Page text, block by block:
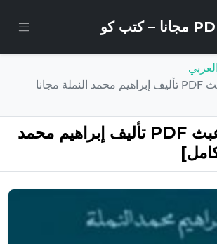
تحميل كتاب عبث PDF تأليف إبراهيم محمد النملة مجانا
تحميل كتاب عبث PDF تأليف إبراهيم محمد